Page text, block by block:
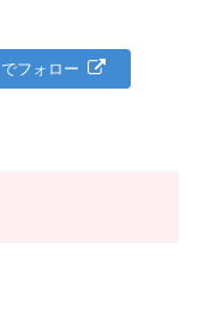
フォロー